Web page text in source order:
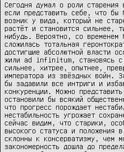
Сегодня думал о роли старения
если представить себе, что бы
возник у вида, который не
растёт и становится сильнее,
нибудь. Вероятно, со временем
сложилась тотальная
достигшие абсолютной власти
жили ad infinitum, становясь с
сильнее, хитрее, опытнее,
императора из звёздных войн.
бы задавили все интриги и
конкуренции. Можно
остановили бы всякий
что прогресс порождает
нестабильность угрожает
сейчас видим, что старики,
высокого статуса и положения
склонны к консерватизму, чем
закономерность дошла до